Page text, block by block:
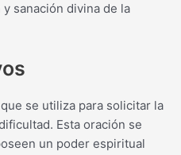
sanación divina de la
se utiliza para solicitar la
Esta oración se
un poder espiritual